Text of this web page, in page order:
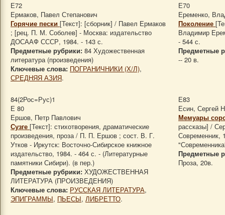
Е72
Ермаков, Павел Степанович
Горячие пески [Текст]: [сборник] / Павел Ермаков
; [рец. П. М. Соболев] - Москва: издательство
ДОСААФ СССР, 1984. - 143 с.
Предметные рубрики: 84 Художественная
литература (произведения)
Ключевые слова: ПОГРАНИЧНИКИ (Х/Л),
СРЕДНЯЯ АЗИЯ.
Е70
Еременко,
Поколение
Владимир
- 544 с.
Предметные
-- 20 в.
84(2Рос=Рус)1
Е 80
Ершов, Петр Павлович
Сузге [Текст]: стихотворения, драматические
произведения, проза / П. П. Ершов ; сост. В. Г.
Утков - Иркутск: Восточно-Сибирское книжное
издательство, 1984. - 464 с. - (Литературные
памятники Сибири). (в пер.)
Предметные рубрики: ХУДОЖЕСТВЕННАЯ
ЛИТЕРАТУРА (ПРОИЗВЕДЕНИЯ)
Ключевые слова: РУССКАЯ ЛИТЕРАТУРА,
ЭПИГРАММЫ, ПЬЕСЫ, ЛИБРЕТТО.
Е83
Есин, Сергей
Мемуары
рассказы] /
Современник,
Предметные
Проза, 20в.